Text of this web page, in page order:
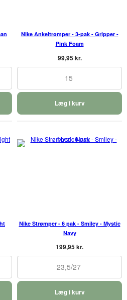
Nike Ankeltrømper - 3-pak - Gripper -
Pink Foam
99,95 kr.
15
Læg i kurv
Nike Strømper - 6 pak - Smiley - Mystic
Navy
199,95 kr.
23,5/27
Læg i kurv